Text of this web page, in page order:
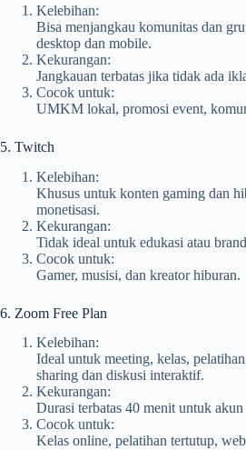
Kelebihan:
Bisa menjangkau komunitas dan
desktop dan mobile.
Kekurangan:
Jangkauan terbatas jika tidak ada
Cocok untuk:
UMKM lokal, promosi event,
5. Twitch
Kelebihan:
Khusus untuk konten gaming dan
monetisasi.
Kekurangan:
Tidak ideal untuk edukasi atau
Cocok untuk:
Gamer, musisi, dan kreator hiburan.
6. Zoom Free Plan
Kelebihan:
Ideal untuk meeting, kelas,
sharing dan diskusi interaktif.
Kekurangan:
Durasi terbatas 40 menit untuk akun
Cocok untuk:
Kelas online, pelatihan tertutup,